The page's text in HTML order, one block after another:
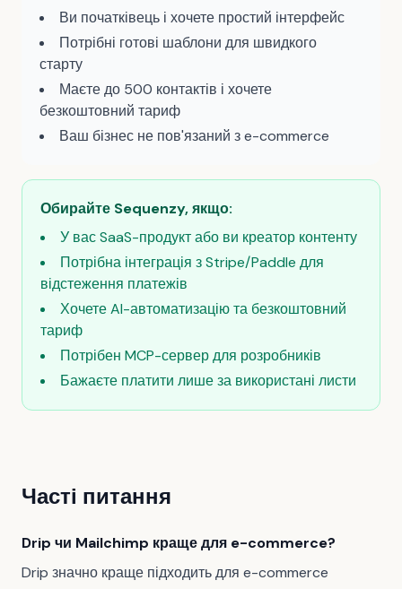
Ви початківець і хочете простий інтерфейс
Потрібні готові шаблони для швидкого
старту
Маєте до 500 контактів і хочете
безкоштовний тариф
Ваш бізнес не пов'язаний з e-commerce
Обирайте Sequenzy, якщо:
У вас SaaS-продукт або ви креатор контенту
Потрібна інтеграція з Stripe/Paddle для
відстеження платежів
Хочете AI-автоматизацію та безкоштовний
тариф
Потрібен MCP-сервер для розробників
Бажаєте платити лише за використані листи
Часті питання
Drip чи Mailchimp краще для e-commerce?
Drip значно краще підходить для e-commerce